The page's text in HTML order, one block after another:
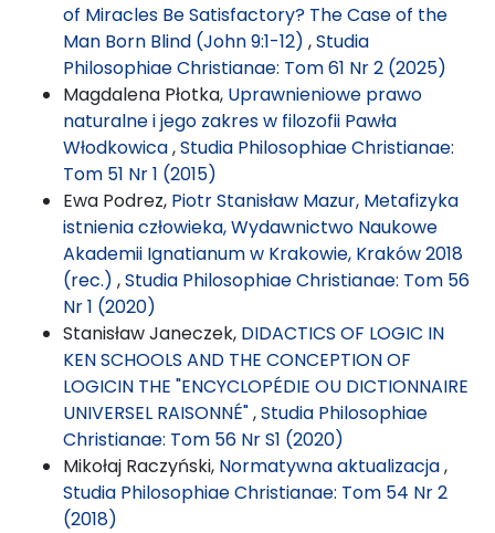
of Miracles Be Satisfactory? The Case of the
Man Born Blind (John 9:1-12) ,Studia
Philosophiae Christianae: Tom 61 Nr 2 (2025)
Magdalena Płotka, Uprawnieniowe prawo
naturalne i jego zakres w filozofii Pawła
Włodkowica,Studia Philosophiae Christianae:
Tom 51 Nr 1 (2015)
Ewa Podrez, Piotr Stanisław Mazur, Metafizyka
istnienia człowieka, Wydawnictwo Naukowe
Akademii Ignatianum w Krakowie, Kraków 2018
(rec.) ,Studia Philosophiae Christianae: Tom 56
Nr 1 (2020)
Stanisław Janeczek, DIDACTICS OF LOGIC IN
KEN SCHOOLS AND THE CONCEPTION OF
LOGICIN THE "ENCYCLOPÉDIE OU DICTIONNAIRE
UNIVERSEL RAISONNÉ",Studia Philosophiae
Christianae: Tom 56 Nr S1 (2020)
Mikołaj Raczyński, Normatywna aktualizacja,
Studia Philosophiae Christianae: Tom 54 Nr 2
(2018)